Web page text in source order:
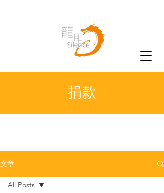
捐款
文章
All Posts